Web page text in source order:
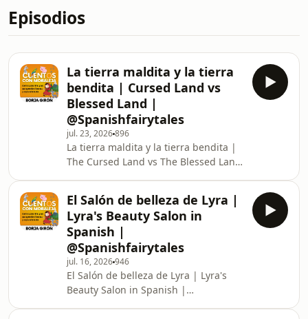
Episodios
La tierra maldita y la tierra
bendita | Cursed Land vs
Blessed Land |
@Spanishfairytales
jul. 23, 2026896
La tierra maldita y la tierra bendita |
The Cursed Land vs The Blessed Land
this video may not be suitable for
people below 13 years of age. ►
Orientación a los padres :Alguna
parte de este video puede no ser
adecuada para niños menores de 13
años.Watch Stories in English on our
English Fairy Tales Channel :
http://www.youtube.
El Salón de belleza de Lyra |
Lyra's Beauty Salon in
Spanish |
@Spanishfairytales
jul. 16, 2026946
El Salón de belleza de Lyra | Lyra's
Beauty Salon in Spanish |